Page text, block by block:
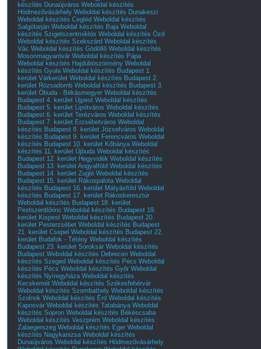
készítés Dunaújváros Weboldal készítés
Hódmezővásárhely Weboldal készítés Dunakeszi
Weboldal készítés Cegléd Weboldal készítés
Salgótarján Weboldal készítés Baja Weboldal
készítés Szigetszentmiklós Weboldal készítés Ózd
Weboldal készítés Szekszárd Weboldal készítés
Vác Weboldal készítés Gödöllő Weboldal készítés
Mosonmagyaróvár Weboldal készítés Pápa
Weboldal készítés Hajdúböszörmény Weboldal
készítés Gyula Weboldal készítés Budapest 1.
kerület Várkerület Weboldal készítés Budapest 2.
kerület Rózsadomb Weboldal készítés Budapest 3.
kerület Óbuda - Békásmegyer Weboldal készítés
Budapest 4. kerület Újpest Weboldal készítés
Budapest 5. kerület Lipótváros Weboldal készítés
Budapest 6. kerület Terézváros Weboldal készítés
Budapest 7. kerület Erzsébetváros Weboldal
készítés Budapest 8. kerület Józsefváros Weboldal
készítés Budapest 9. kerület Ferencváros Weboldal
készítés Budapest 10. kerület Kőbánya Weboldal
készítés 11. kerület Újbuda Weboldal készítés
Budapest 12. kerület Hegyvidék Weboldal készítés
Budapest 13. kerület Angyalföld Weboldal készítés
Budapest 14. kerület Zugló Weboldal készítés
Budapest 15. kerület Rákospalota Weboldal
készítés Budapest 16. kerület Mátyásföld Weboldal
készítés Budapest 17. kerület Rákoskeresztúr
Weboldal készítés Budapest 18. kerület
Pestszentlőrinc Weboldal készítés Budapest 19.
kerület Kispest Weboldal készítés Budapest 20.
kerület Pesterzsébet Weboldal készítés Budapest
21. kerület Csepel Weboldal készítés Budapest 22.
kerület Budafok - Tétény Weboldal készítés
Budapest 23. kerület Soroksár Weboldal készítés
Budapest Weboldal készítés Debrecen Weboldal
készítés Szeged Weboldal készítés Pécs Weboldal
készítés Pécs Weboldal készítés Győr Weboldal
készítés Nyíregyháza Weboldal készítés
Kecskemét Weboldal készítés Székesfehérvár
Weboldal készítés Szombathely Weboldal készítés
Szolnok Weboldal készítés Érd Weboldal készítés
Kaposvár Weboldal készítés Tatabánya Weboldal
készítés Sopron Weboldal készítés Békéscsaba
Weboldal készítés Veszprém Weboldal készítés
Zalaegerszeg Weboldal készítés Eger Weboldal
készítés Nagykanizsa Weboldal készítés
Dunaújváros Weboldal készítés Hódmezővásárhely